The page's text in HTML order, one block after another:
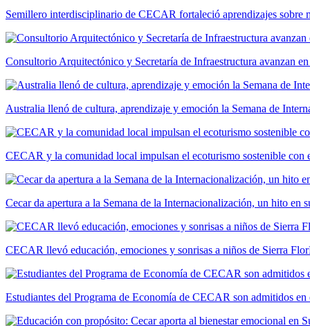
Semillero interdisciplinario de CECAR fortaleció aprendizajes sobre
Consultorio Arquitectónico y Secretaría de Infraestructura avanzan
Australia llenó de cultura, aprendizaje y emoción la Semana de
CECAR y la comunidad local impulsan el ecoturismo sostenible
Cecar da apertura a la Semana de la Internacionalización, un hito en
CECAR llevó educación, emociones y sonrisas a niños de Sierra Flor
Estudiantes del Programa de Economía de CECAR son admitidos